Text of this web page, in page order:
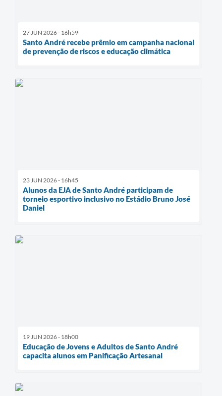
27 JUN 2026 - 16h59
Santo André recebe prêmio em campanha nacional
de prevenção de riscos e educação climática
23 JUN 2026 - 16h45
Alunos da EJA de Santo André participam de
torneio esportivo inclusivo no Estádio Bruno José
Daniel
19 JUN 2026 - 18h00
Educação de Jovens e Adultos de Santo André
capacita alunos em Panificação Artesanal